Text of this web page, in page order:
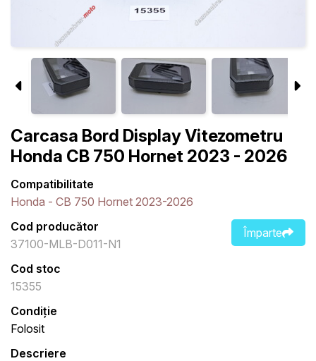
Carcasa Bord Display Vitezometru
Honda CB 750 Hornet 2023 - 2026
Compatibilitate
Honda - CB 750 Hornet 2023-2026
Împarte
Cod producător
37100-MLB-D011-N1
Cod stoc
15355
Condiție
Folosit
Descriere